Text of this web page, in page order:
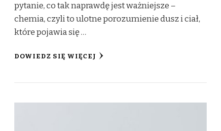
pytanie, co tak naprawdę jest ważniejsze –
chemia, czyli to ulotne porozumienie dusz i ciał,
które pojawia się …
DOWIEDZ SIĘ WIĘCEJ